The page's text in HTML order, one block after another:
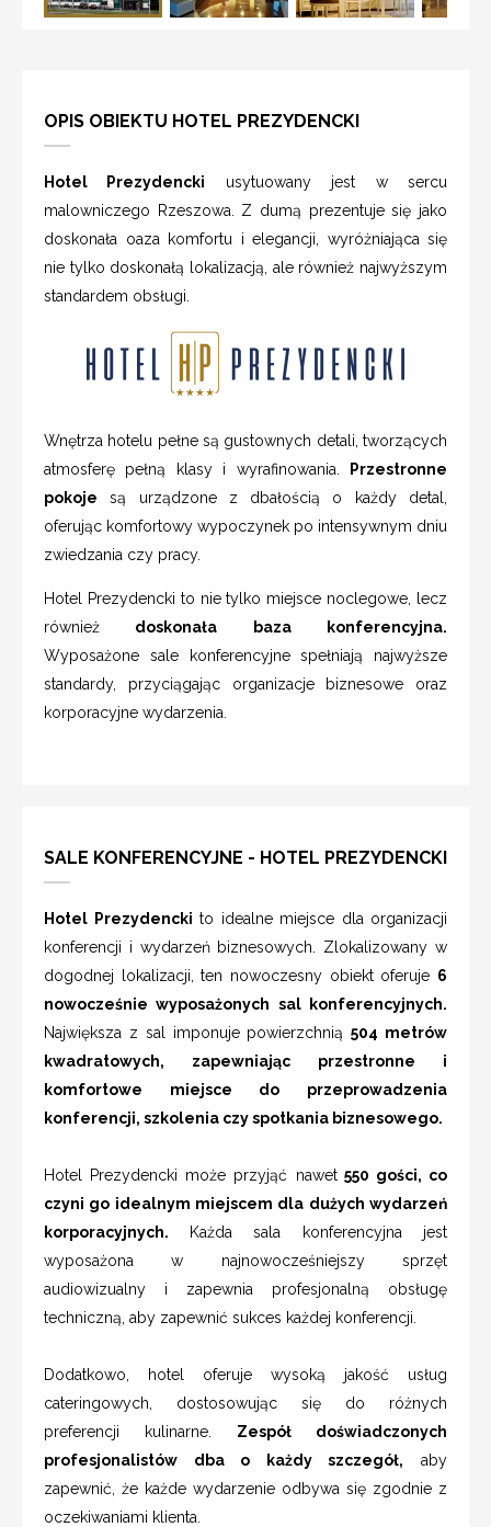
OPIS OBIEKTU HOTEL PREZYDENCKI
Hotel Prezydencki usytuowany jest w sercu
malowniczego Rzeszowa. Z dumą prezentuje się jako
doskonała oaza komfortu i elegancji, wyróżniająca się
nie tylko doskonałą lokalizacją, ale również najwyższym
standardem obsługi.
Wnętrza hotelu pełne są gustownych detali, tworzących
atmosferę pełną klasy i wyrafinowania.
Przestronne
pokoje są urządzone z dbałością o każdy detal,
oferując komfortowy wypoczynek po intensywnym dniu
zwiedzania czy pracy.
Hotel Prezydencki to nie tylko miejsce noclegowe, lecz
również doskonała baza konferencyjna.
Wyposażone sale konferencyjne spełniają najwyższe
standardy, przyciągając organizacje biznesowe oraz
korporacyjne wydarzenia.
SALE KONFERENCYJNE - HOTEL PREZYDENCKI
Hotel Prezydencki to idealne miejsce dla organizacji
konferencji i wydarzeń biznesowych. Zlokalizowany w
dogodnej lokalizacji, ten nowoczesny obiekt oferuje 6
nowocześnie wyposażonych sal konferencyjnych.
Największa z sal imponuje powierzchnią504 metrów
kwadratowych, zapewniając przestronne i
komfortowe miejsce do przeprowadzenia
konferencji, szkolenia czy spotkania biznesowego.
Hotel Prezydencki może przyjąć nawet550 gości, co
czyni go idealnym miejscem dla dużych wydarzeń
korporacyjnych.
Każda sala konferencyjna jest
wyposażona w najnowocześniejszy sprzęt
audiowizualny i zapewnia profesjonalną obsługę
techniczną, aby zapewnić sukces każdej konferencji.
Dodatkowo, hotel oferuje wysoką jakość usług
cateringowych, dostosowując się do różnych
preferencji kulinarne.
Zespół doświadczonych
profesjonalistów dba o każdy szczegół, aby
zapewnić, że każde wydarzenie odbywa się zgodnie z
oczekiwaniami klienta.